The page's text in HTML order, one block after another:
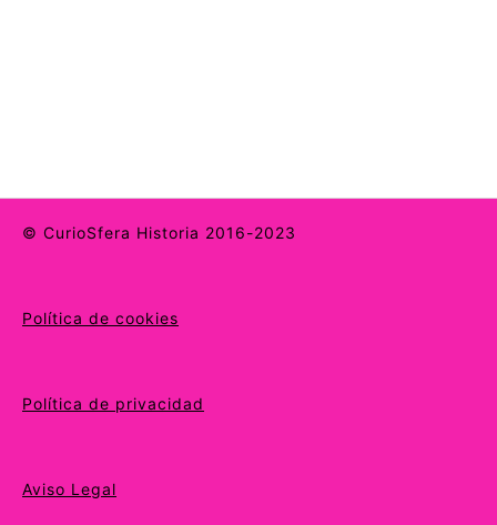
© CurioSfera Historia 2016-2023
Política de cookies
Política de privacidad
Aviso Legal